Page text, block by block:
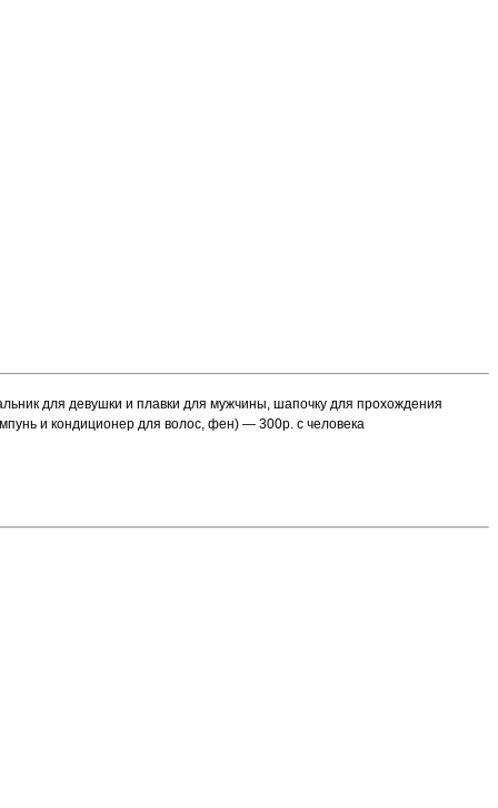
для девушки и плавки для мужчины, шапочку для прохождения
и кондиционер для волос, фен) — 300р. с человека